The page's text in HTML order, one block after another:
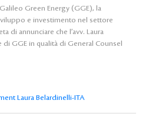
Galileo Green Energy (GGE), la
e investimento nel settore
di annunciare che l’avv. Laura
di GGE in qualità di General Counsel
Laura Belardinelli-ITA